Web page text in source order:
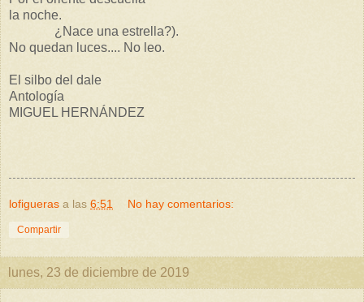
la noche.
¿Nace una estrella?).
No quedan luces.... No leo.
El silbo del dale
Antología
MIGUEL HERNÁNDEZ
lofigueras a las 6:51 No hay comentarios:
Compartir
lunes, 23 de diciembre de 2019